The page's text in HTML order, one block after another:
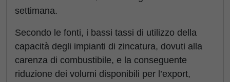
settimana.
Secondo le fonti, i bassi tassi di utilizzo della
capacità degli impianti di zincatura, dovuti alla
carenza di combustibile, e la conseguente
riduzione dei volumi disponibili per l’export,